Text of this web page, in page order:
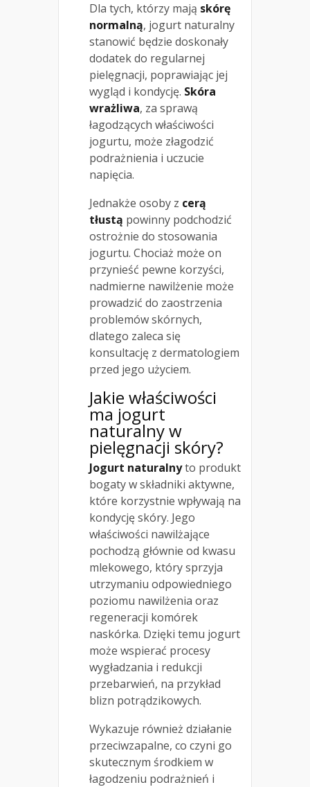
Dla tych, którzy mają skórę
normalną, jogurt naturalny
stanowić będzie doskonały
dodatek do regularnej
pielęgnacji, poprawiając jej
wygląd i kondycję. Skóra
wrażliwa, za sprawą
łagodzących właściwości
jogurtu, może złagodzić
podrażnienia i uczucie
napięcia.
Jednakże osoby z cerą
tłustą powinny podchodzić
ostrożnie do stosowania
jogurtu. Chociaż może on
przynieść pewne korzyści,
nadmierne nawilżenie może
prowadzić do zaostrzenia
problemów skórnych,
dlatego zaleca się
konsultację z dermatologiem
przed jego użyciem.
Jakie właściwości
ma jogurt
naturalny w
pielęgnacji skóry?
Jogurt naturalnyto produkt
bogaty w składniki aktywne,
które korzystnie wpływają na
kondycję skóry. Jego
właściwości nawilżające
pochodzą głównie od kwasu
mlekowego, który sprzyja
utrzymaniu odpowiedniego
poziomu nawilżenia oraz
regeneracji komórek
naskórka. Dzięki temu jogurt
może wspierać procesy
wygładzania i redukcji
przebarwień, na przykład
blizn potrądzikowych.
Wykazuje również działanie
przeciwzapalne, co czyni go
skutecznym środkiem w
łagodzeniu podrażnień i